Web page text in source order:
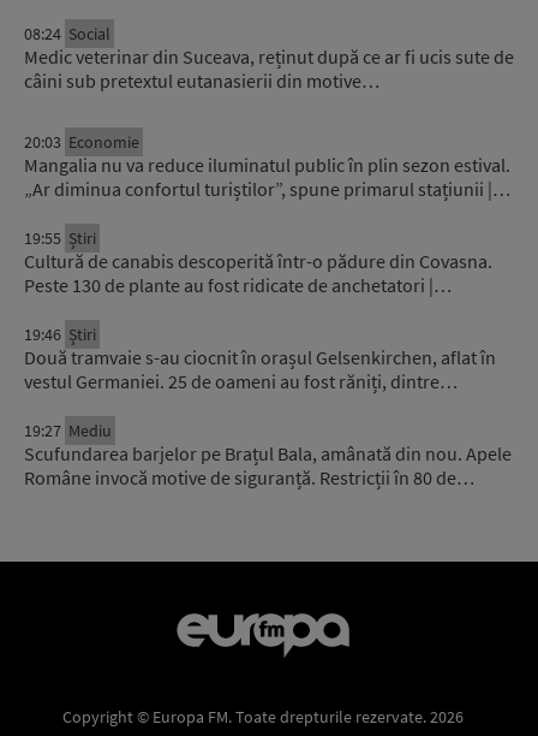
08:24 Social
Medic veterinar din Suceava, reținut după ce ar fi ucis sute de
câini sub pretextul eutanasierii din motive…
20:03 Economie
Mangalia nu va reduce iluminatul public în plin sezon estival.
„Ar diminua confortul turiștilor”, spune primarul stațiunii |…
19:55 Știri
Cultură de canabis descoperită într-o pădure din Covasna.
Peste 130 de plante au fost ridicate de anchetatori |…
19:46 Știri
Două tramvaie s-au ciocnit în orașul Gelsenkirchen, aflat în
vestul Germaniei. 25 de oameni au fost răniți, dintre…
19:27 Mediu
Scufundarea barjelor pe Brațul Bala, amânată din nou. Apele
Române invocă motive de siguranță. Restricții în 80 de…
Copyright © Europa FM. Toate drepturile rezervate. 2026